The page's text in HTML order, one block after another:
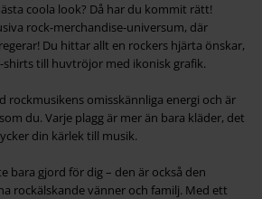
coola look? Då har du kommit rätt!
rock-merchandise-universum, där
Du hittar allt en rockers hjärta önskar,
shirts till huvtröjor med ikonisk grafik.
rockmusikens omisskännliga energi och är
du. Varje plagg är mer än bara kläder, det
din kärlek till musik.
bara gjord för dig – den är också den
rockälskande vänner och familj. Med ett